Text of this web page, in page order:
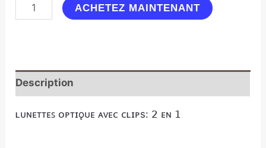
ACHETEZ MAINTENANT
Description
ʟᴜɴᴇᴛᴛᴇꜱ ᴏᴘᴛɪǫᴜᴇ ᴀᴠᴇᴄ ᴄʟɪᴘs: 𝟤 ᴇɴ 𝟣